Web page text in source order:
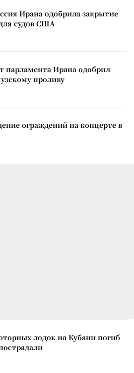
Ирана одобрила закрытие
судов США
Ирана одобрил
проливу
ограждений на концерте в
лодок на Кубани погиб